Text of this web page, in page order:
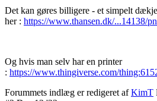
Det kan gøres billigere - et simpelt
her : https://www.thansen.dk/...14138/
Og hvis man selv har en printer
: https://www.thingiverse.com/
Forummets indlæg er redigeret afKimT